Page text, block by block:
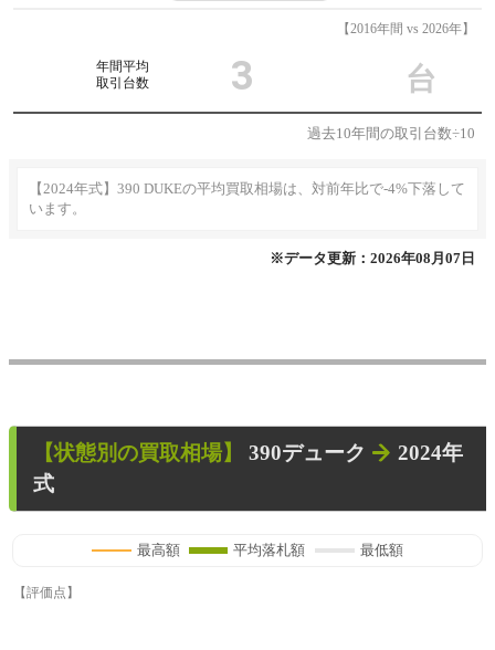
【2016年間 vs 2026年】
年間平均
取引台数
3 台
過去10年間の取引台数÷10
【2024年式】390 DUKEの平均買取相場は、対前年比で-4%下落して
います。
※データ更新：2026年08月07日
【状態別の買取相場】 390デューク
2024年
式
最高額 平均落札額 最低額
【評価点】